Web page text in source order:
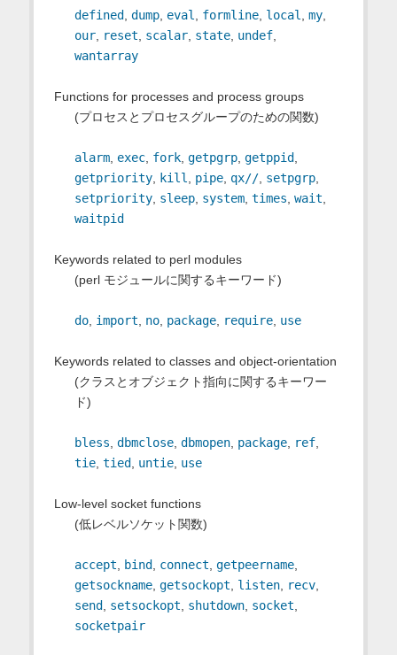
defined dump, eval formline, local my,
our, reset scalar, state, undef,
wantarray
Functions for processes and process groups
(プロセスとプロセスグループのための関数)
alarm, exec, fork, getpgrp, getppid
getpriority, kill pipe, qx//, setpgrp,
setpriority, sleep, system, times wait
waitpid
Keywords related to perl modules
(perl モジュールに関するキーワード)
do, import no, package, require, use
Keywords related to classes and object-orientation
(クラスとオブジェクト指向に関するキーワー
ド)
bless dbmclose, dbmopen, package, ref,
tie, tied untie, use
Low-level socket functions
(低レベルソケット関数)
accept, bind, connect, getpeername,
getsockname, getsockopt, listen, recv,
send, setsockopt, shutdown, socket,
socketpair